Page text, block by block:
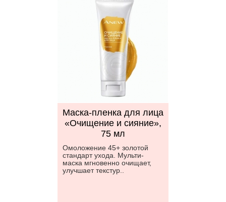
Маска-пленка для лица
«Очищение и сияние»,
75 мл
Омоложение 45+ золотой
стандарт ухода. Мульти-
маска мгновенно очищает,
улучшает текстур..